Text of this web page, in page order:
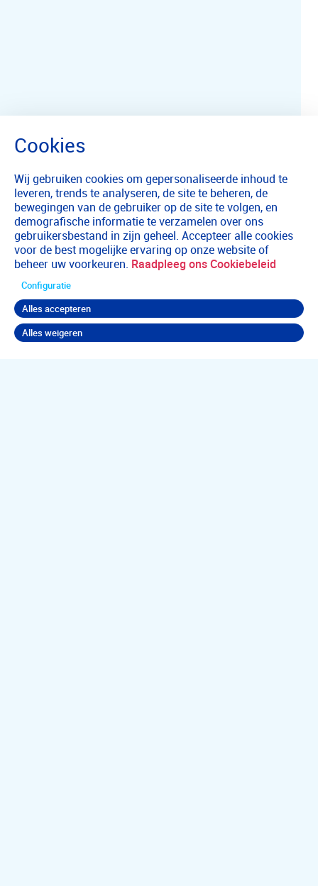
Wij gebruiken cookies om gepersonaliseerde inhoud te
leveren, trends te analyseren, de site te beheren, de
bewegingen van de gebruiker op de site te volgen, en
demografische informatie te verzamelen over ons
gebruikersbestand in zijn geheel. Accepteer alle cookies
voor de best mogelijke ervaring op onze website of
beheer uw voorkeuren. Raadpleeg ons Cookiebeleid
Configuratie
Alles accepteren
Alles weigeren